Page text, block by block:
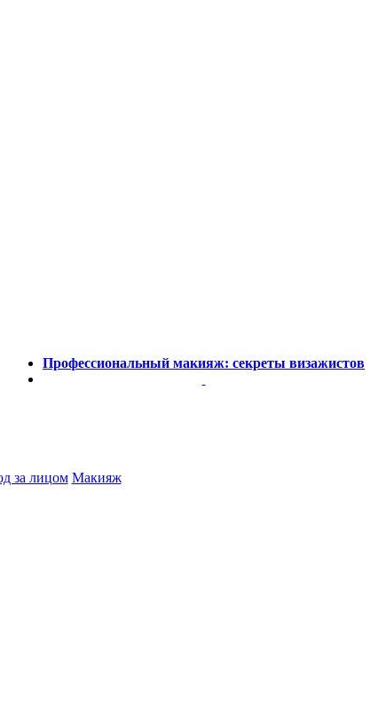
Профессиональный макияж: секреты визажистов
за лицом Макияж